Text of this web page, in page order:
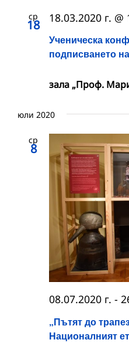
ср
18
Ученическа
подписването
18.03.2020 г. @
зала „Проф.
юли 2020
ср
8
„Пътят до
Националният
08.07.2020 г. -